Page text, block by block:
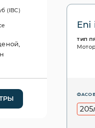
(IBC)
Eni
ТИП